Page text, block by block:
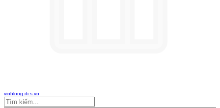
vinhlong.dcs.vn